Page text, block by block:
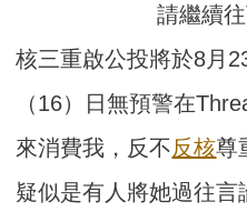
請繼續
核三重啟公投將於8月
（16）日無預警在
來消費我，反不反核尊
疑似是有人將她過往言